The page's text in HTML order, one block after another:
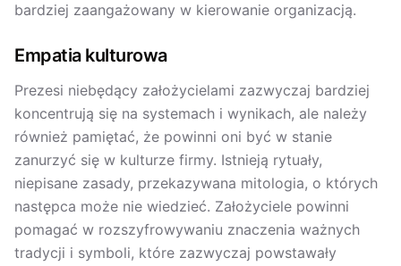
bardziej zaangażowany w kierowanie organizacją.
Empatia kulturowa
Prezesi niebędący założycielami zazwyczaj bardziej
koncentrują się na systemach i wynikach, ale należy
również pamiętać, że powinni oni być w stanie
zanurzyć się w kulturze firmy. Istnieją rytuały,
niepisane zasady, przekazywana mitologia, o których
następca może nie wiedzieć. Założyciele powinni
pomagać w rozszyfrowywaniu znaczenia ważnych
tradycji i symboli, które zazwyczaj powstawały